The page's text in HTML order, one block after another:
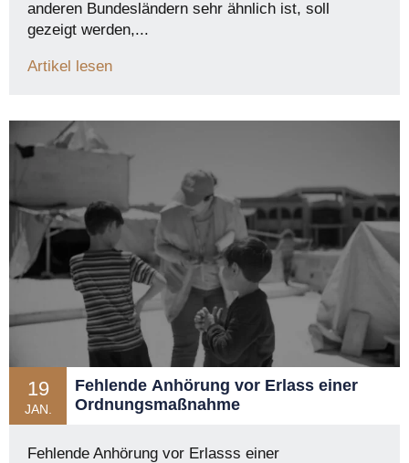
anderen Bundesländern sehr ähnlich ist, soll
gezeigt werden,...
Artikel lesen
19
JAN.
Fehlende Anhörung vor Erlass einer
Ordnungsmaßnahme
Fehlende Anhörung vor Erlasss einer